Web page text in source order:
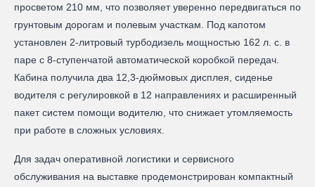
просветом 210 мм, что позволяет уверенно передвигаться по
грунтовым дорогам и полевым участкам. Под капотом
установлен 2-литровый турбодизель мощностью 162 л. с. в
паре с 8-ступенчатой автоматической коробкой передач.
Кабина получила два 12,3-дюймовых дисплея, сиденье
водителя с регулировкой в 12 направлениях и расширенный
пакет систем помощи водителю, что снижает утомляемость
при работе в сложных условиях.
Для задач оперативной логистики и сервисного
обслуживания на выставке продемонстрирован компактный